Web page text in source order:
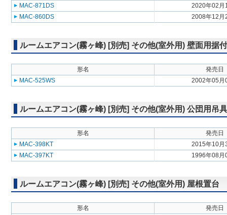
MAC-871DS
2020年02月
MAC-860DS
2008年12月
ルームエアコン(霧ヶ峰) [別売] その他(室外用) 壁面用据
形名
発売日
MAC-525WS
2002年05月
ルームエアコン(霧ヶ峰) [別売] その他(室外用) 公団用吊具
形名
発売日
MAC-398KT
2015年10月
MAC-397KT
1996年08月
ルームエアコン(霧ヶ峰) [別売] その他(室外用) 屋根置台
形名
発売日